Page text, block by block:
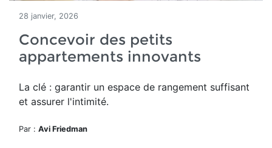
28 janvier, 2026
Concevoir des petits
appartements innovants
La clé : garantir un espace de rangement suffisant
et assurer l'intimité.
Par : Avi Friedman